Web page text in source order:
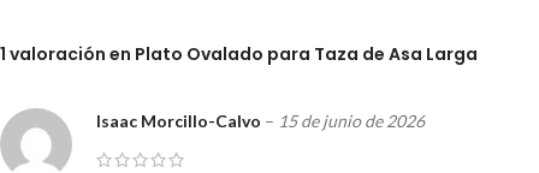
1 valoración en Plato Ovalado para Taza de Asa Larga
Isaac Morcillo-Calvo – 15 de junio de 2026